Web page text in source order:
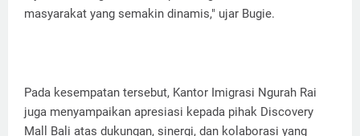
masyarakat yang semakin dinamis," ujar Bugie.
Pada kesempatan tersebut, Kantor Imigrasi Ngurah Rai
juga menyampaikan apresiasi kepada pihak Discovery
Mall Bali atas dukungan, sinergi, dan kolaborasi yang